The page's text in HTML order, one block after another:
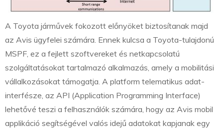
A Toyota járművek fokozott előnyöket biztosítanak majd
az Avis ügyfelei számára. Ennek kulcsa a Toyota-tulajdonú
MSPF, ez a fejlett szoftvereket és netkapcsolatú
szolgáltatásokat tartalmazó alkalmazás, amely a mobilitási
vállalkozásokat támogatja. A platform telematikus adat-
interfésze, az API (Application Programming Interface)
lehetővé teszi a felhasználók számára, hogy az Avis mobil
applikáció segítségével valós idejű adatokat kapjanak egy